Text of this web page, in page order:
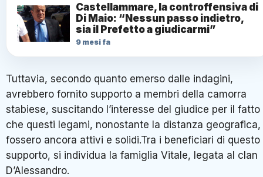
Castellammare, la controffensiva di
Di Maio: “Nessun passo indietro,
sia il Prefetto a giudicarmi”
9 mesi fa
Tuttavia, secondo quanto emerso dalle indagini,
avrebbero fornito supporto a membri della camorra
stabiese, suscitando l’interesse del giudice per il fatto
che questi legami, nonostante la distanza geografica,
fossero ancora attivi e solidi.Tra i beneficiari di questo
supporto, si individua la famiglia Vitale, legata al clan
D’Alessandro.